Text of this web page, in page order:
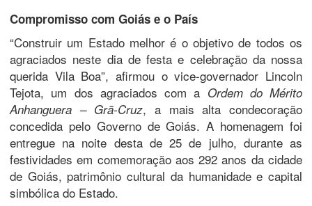
Compromisso com Goiás e o País
“Construir um Estado melhor é o objetivo de todos os
agraciados neste dia de festa e celebração da nossa
querida Vila Boa”, afirmou o vice-governador Lincoln
Tejota, um dos agraciados com a Ordem do Mérito
Anhanguera – Grã-Cruz, a mais alta condecoração
concedida pelo Governo de Goiás. A homenagem foi
entregue na noite desta de 25 de julho, durante as
festividades em comemoração aos 292 anos da cidade
de Goiás, patrimônio cultural da humanidade e capital
simbólica do Estado.